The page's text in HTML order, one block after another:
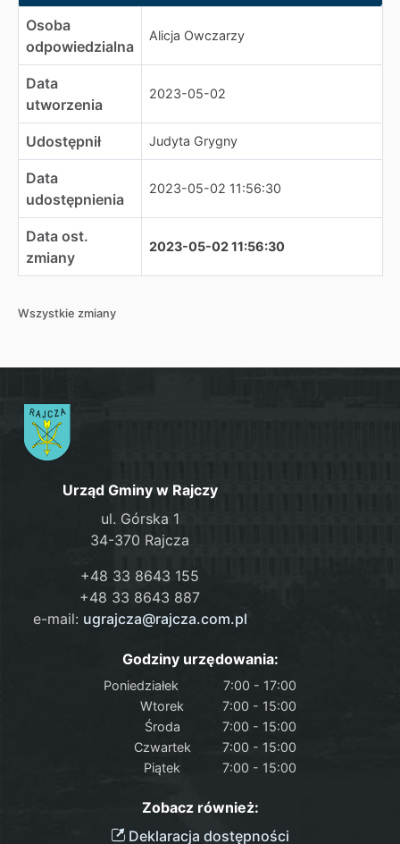
Osoba
odpowiedzialna
Alicja Owczarzy
Data
utworzenia
2023-05-02
Udostępnił Judyta Grygny
Data
udostępnienia
2023-05-02 11:56:30
Data ost.
zmiany
2023-05-02 11:56:30
Wszystkie zmiany
Urząd Gminy w Rajczy
ul. Górska 1
34-370 Rajcza
+48 33 8643 155
+48 33 8643 887
e-mail: ugrajcza@rajcza.com.pl
Godziny urzędowania:
Poniedziałek
7:00 - 17:00
Wtorek
7:00 - 15:00
Środa
7:00 - 15:00
Czwartek
7:00 - 15:00
Piątek
7:00 - 15:00
Zobacz również:
Deklaracja dostępności